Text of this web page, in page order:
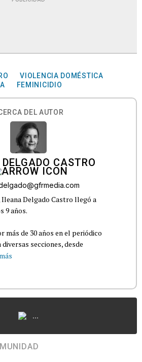
VIOLENCIA DOMÉSTICA
FEMINICIDIO
DEL AUTOR
CASTRO
Ileana Delgado Castro llegó a
9 años.
más de 30 años en el periódico
secciones, desde
...